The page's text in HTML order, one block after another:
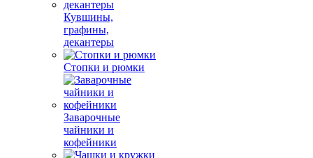
Кувшины,
графины,
декантеры
Стопки и рюмки
Заварочные
чайники и
кофейники